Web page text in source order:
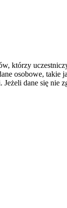
którzy
osobowe,
dane się nie